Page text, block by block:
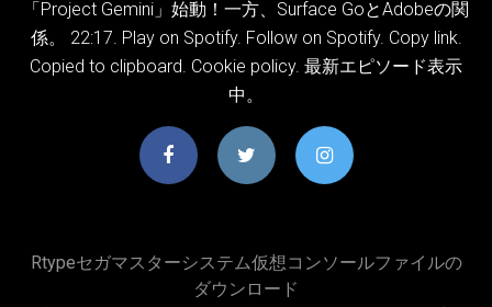
「Project Gemini」始動！一方、Surface GoとAdobeの関
係。 22:17. Play on Spotify. Follow on Spotify. Copy link.
Copied to clipboard. Cookie policy. 最新エピソード表示
中。
Rtypeセガマスターシステム仮想コンソールファイルの
ダウンロード